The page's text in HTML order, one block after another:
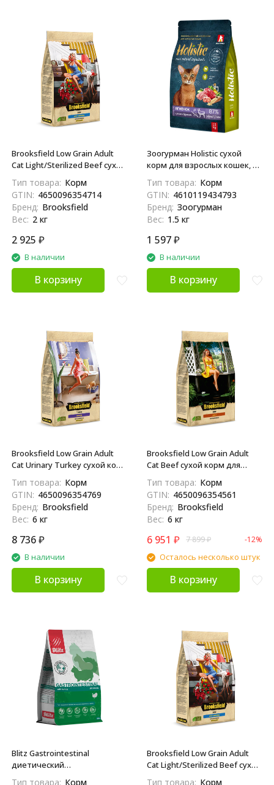
Brooksfield Low Grain Adult
Cat Light/Sterilized Beef сухой
избыточным весом и
стерилизованных, с
говядиной и рисом - 2 кг
Тип товара: Корм
GTIN: 4650096354714
Бренд: Brooksfield
Вес: 2 кг
2 925 ₽
В наличии
В корзину
Зоогурман Holistic сухой
корм для взрослых кошек, с
- 1,5 кг
Тип товара: Корм
GTIN: 4610119434793
Бренд: Зоогурман
Вес: 1.5 кг
1 597₽
В наличии
В корзину
Brooksfield Low Grain Adult
Cat Urinary Turkey сухой корм
профилактика МКБ, с
индейкой и рисом - 6 кг
Тип товара: Корм
GTIN: 4650096354769
Бренд: Brooksfield
Вес: 6 кг
8 736₽
В наличии
В корзину
Brooksfield Low Grain Adult
Cat Beef сухой корм для
и рисом - 6 кг
Тип товара: Корм
GTIN: 4650096354561
Бренд: Brooksfield
Вес: 6 кг
6 951 ₽ 7 899₽ -12%
Осталось несколько штук
В корзину
Blitz Gastrointestinal
диетический
Тип товара: Корм
Brooksfield Low Grain Adult
Cat Light/Sterilized Beef сухой
Тип товара: Корм